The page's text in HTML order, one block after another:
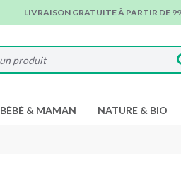
LIVRAISON GRATUITE À PARTIR DE
BÉBÉ & MAMAN NATURE & BIO